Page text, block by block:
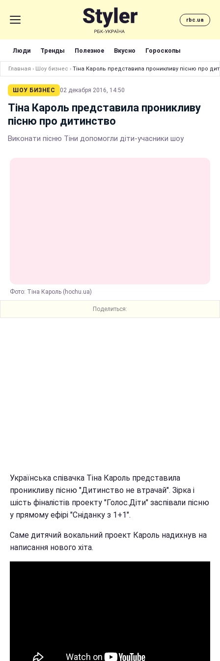
rbc.ua
Люди Тренды Полезное Вкусно Гороскопы
Главная › Шоу бизнес › Тіна Кароль представила проникливу пісню про
ШОУ БИЗНЕС 02 декабря 2016, 14:50
Тіна Кароль представила проникливу
пісню про дитинство
Виконати пісню Тіни допомогли діти-учасники шоу
Фото: Тіна Кароль (hochu.ua)
Поделиться:
Українська співачка Тіна Кароль представила
проникливу пісню "Дитинство не втрачай". Зірка і
шість фіналістів проекту "Голос.Діти" заспівали пісню
у прямому ефірі "Сніданку з 1+1".
Саме дитячий вокальний проект Кароль надихнув на
написання нового хіта.